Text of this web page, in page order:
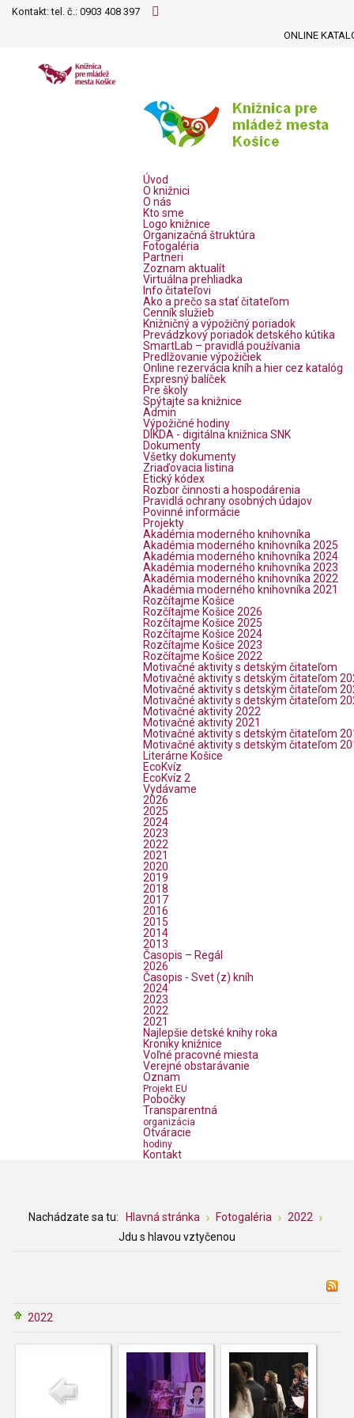
Kontakt: tel. č.: 0903 408 397
ONLINE
Úvod
O knižnici
O nás
Kto sme
Logo knižnice
Organizačná štruktúra
Fotogaléria
Partneri
Zoznam aktualít
Virtuálna prehliadka
Info čitateľovi
Ako a prečo sa stať čitateľom
Cenník služieb
Knižničný a výpožičný poriadok
Prevádzkový poriadok detského kútika
SmartLab – pravidlá používania
Predlžovanie výpožičiek
Online rezervácia kníh a hier cez katalóg
Expresný balíček
Pre školy
Spýtajte sa knižnice
Admin
Výpožičné hodiny
DIKDA - digitálna knižnica SNK
Dokumenty
Všetky dokumenty
Zriaďovacia listina
Etický kódex
Rozbor činnosti a hospodárenia
Pravidlá ochrany osobných údajov
Povinné informácie
Projekty
Akadémia moderného knihovníka
Akadémia moderného knihovníka 2025
Akadémia moderného knihovníka 2024
Akadémia moderného knihovníka 2023
Akadémia moderného knihovníka 2022
Akadémia moderného knihovníka 2021
Rozčítajme Košice
Rozčítajme Košice 2026
Rozčítajme Košice 2025
Rozčítajme Košice 2024
Rozčítajme Košice 2023
Rozčítajme Košice 2022
Motivačné aktivity s detským čitateľom
Motivačné aktivity s detským čitateľom
Motivačné aktivity s detským čitateľom
Motivačné aktivity s detským čitateľom
Motivačné aktivity 2022
Motivačné aktivity 2021
Motivačné aktivity s detským čitateľom
Motivačné aktivity s detským čitateľom
Literárne Košice
EcoKvíz
EcoKvíz 2
Vydávame
2026
2025
2024
2023
2022
2021
2020
2019
2018
2017
2016
2015
2014
2013
Časopis – Regál
2026
Časopis - Svet (z) kníh
2024
2023
2022
2021
Najlepšie detské knihy roka
Kroniky knižnice
Voľné pracovné miesta
Verejné obstarávanie
Oznam
Projekt EU
Pobočky
Transparentná
organizácia
Otváracie
hodiny
Kontakt
Nachádzate sa tu: Hlavná stránka Fotogaléria
2022
Jdu s hlavou vztyčenou
2022